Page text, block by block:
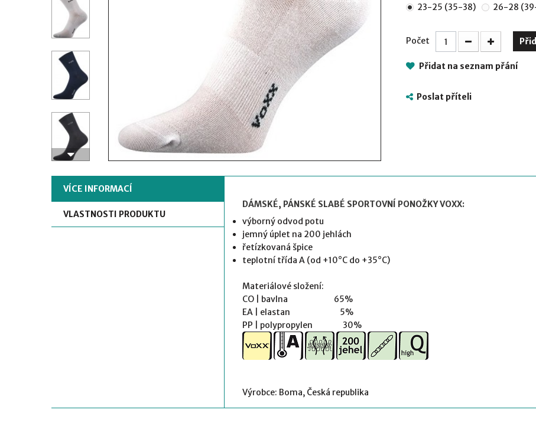
23-25 (35-38)
26-28
Počet
Přidat na seznam přání
Poslat příteli
VÍCE INFORMACÍ
VLASTNOSTI PRODUKTU
DÁMSKÉ, PÁNSKÉ SLABÉ SPORTOVNÍ PONOŽKY VOXX:
výborný odvod potu
jemný úplet na 200 jehlách
řetízkovaná špice
teplotní třída A (od +10°C do +35°C)
Materiálové složení:
CO | bavlna 65%
EA | elastan 5%
PP | polypropylen 30%
Výrobce: Boma, Česká republika